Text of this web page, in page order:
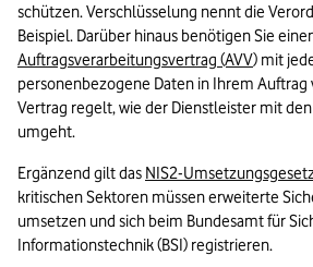
schützen. Verschlüsselung nennt die
Auftragsverarbeitungsvertrag (AVV) mit
personenbezogene Daten in Ihrem Auftrag
Vertrag regelt, wie der Dienstleister mit
umgeht.
Ergänzend gilt das NIS2-
kritischen Sektoren müssen erweiterte
umsetzen und sich beim Bundesamt für
Informationstechnik (BSI) registrieren.